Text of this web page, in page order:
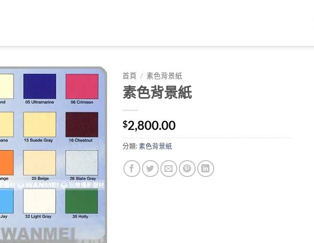
首頁 / 素色背景紙
素色背景紙
$2,800.00
分類:素色背景紙